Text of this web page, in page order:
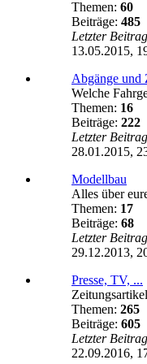
Themen: 60
Beiträge: 485
Letzter Beitrag
13.05.2015,
Abgänge und
Welche
Themen: 16
Beiträge: 222
Letzter Beitrag
28.01.2015,
Modellbau
Alles über
Themen: 17
Beiträge: 68
Letzter Beitrag
29.12.2013,
Presse, TV, ...
Themen: 265
Beiträge: 605
Letzter Beitrag
22.09.2016,